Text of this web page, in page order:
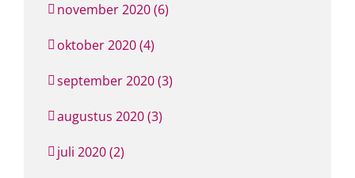
november 2020 (6)
oktober 2020 (4)
september 2020 (3)
augustus 2020 (3)
juli 2020 (2)